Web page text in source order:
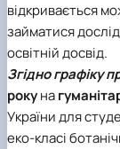
відкривається
займатися
освітній досвід.
Згідно графіку
рокуна
України для
еко-класі